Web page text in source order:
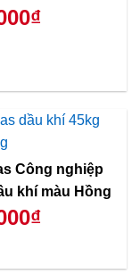
Công nghiệp
khí màu Hồng